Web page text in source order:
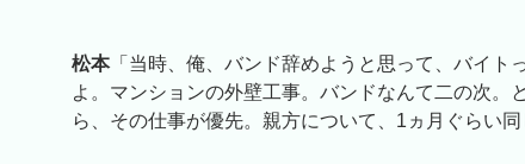
松本「当時、俺、バンド辞めようと思って、バイト
よ。マンションの外壁工事。バンドなんて二の次。
ら、その仕事が優先。親方について、1ヵ月ぐらい同